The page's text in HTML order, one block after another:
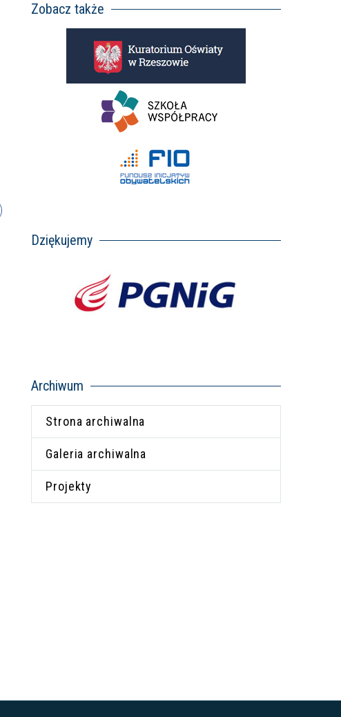
Zobacz także
Dziękujemy
Archiwum
Strona archiwalna
Galeria archiwalna
Projekty